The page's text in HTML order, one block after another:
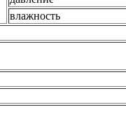
влажность